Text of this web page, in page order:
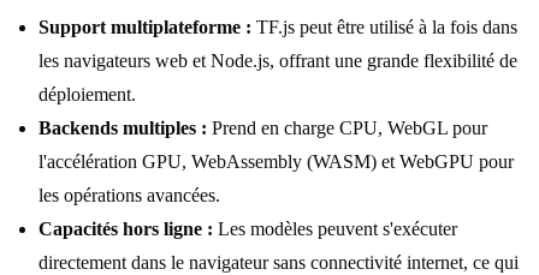
Support multiplateforme : TF.js peut être utilisé à la fois dans
les navigateurs web et Node.js, offrant une grande flexibilité de
déploiement.
Backends multiples : Prend en charge CPU, WebGL pour
l'accélération GPU, WebAssembly (WASM) et WebGPU pour
les opérations avancées.
Capacités hors ligne : Les modèles peuvent s'exécuter
directement dans le navigateur sans connectivité internet, ce qui